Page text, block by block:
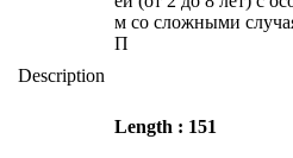
Description
м со сложными
П
Length : 151